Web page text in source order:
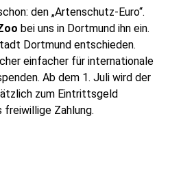
den „Artenschutz-Euro“.
bei uns in Dortmund ihn ein.
Dortmund entschieden.
einfacher für internationale
Ab dem 1. Juli wird der
zum Eintrittsgeld
freiwillige Zahlung.